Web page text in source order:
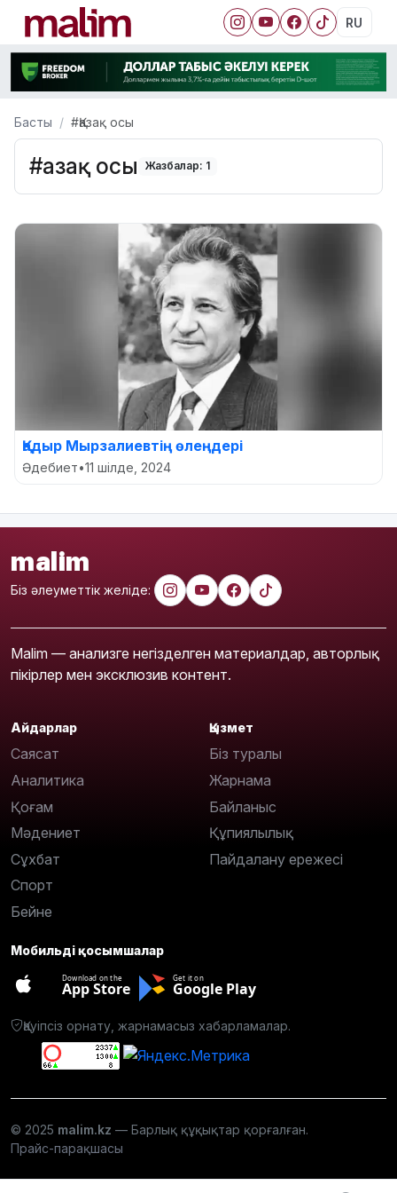
RU
Басты #Қазақ осы
#Қазақ осы Жазбалар: 1
Қадыр Мырзалиевтің өлеңдері
Әдебиет•11 шілде, 2024
malim
Біз әлеуметтік желіде:
Malim — анализге негізделген материалдар, авторлық
пікірлер мен эксклюзив контент.
Айдарлар
Саясат
Аналитика
Қоғам
Мәдениет
Сұхбат
Спорт
Бейне
Қызмет
Біз туралы
Жарнама
Байланыс
Құпиялылық
Пайдалану ережесі
Мобильді қосымшалар
Download on the
App Store
Get it on
Google Play
Қауіпсіз орнату, жарнамасыз хабарламалар.
© 2025 malim.kz — Барлық құқықтар қорғалған.
Прайс-парақшасы